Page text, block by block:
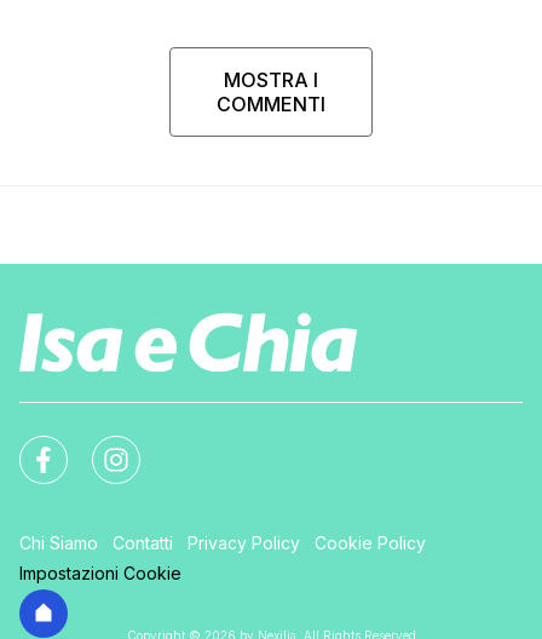
MOSTRA I
COMMENTI
Chi Siamo Contatti Privacy Policy
Cookie Policy
Impostazioni Cookie
Copyright © 2026 by Nexilia. All Rights Reserved